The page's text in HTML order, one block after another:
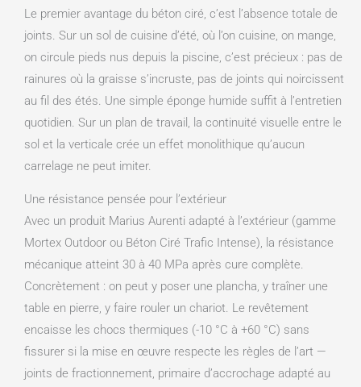
Le premier avantage du béton ciré, c’est l’absence totale de
joints. Sur un sol de cuisine d’été, où l’on cuisine, on mange,
on circule pieds nus depuis la piscine, c’est précieux : pas de
rainures où la graisse s’incruste, pas de joints qui noircissent
au fil des étés. Une simple éponge humide suffit à l’entretien
quotidien. Sur un plan de travail, la continuité visuelle entre le
sol et la verticale crée un effet monolithique qu’aucun
carrelage ne peut imiter.
Une résistance pensée pour l’extérieur
Avec un produit Marius Aurenti adapté à l’extérieur (gamme
Mortex Outdoor ou Béton Ciré Trafic Intense), la résistance
mécanique atteint 30 à 40 MPa après cure complète.
Concrètement : on peut y poser une plancha, y traîner une
table en pierre, y faire rouler un chariot. Le revêtement
encaisse les chocs thermiques (-10 °C à +60 °C) sans
fissurer si la mise en œuvre respecte les règles de l’art —
joints de fractionnement, primaire d’accrochage adapté au